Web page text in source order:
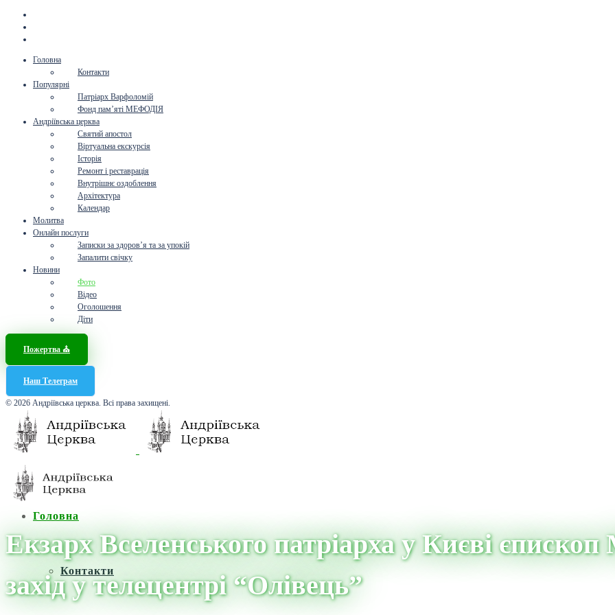
Головна
Контакти
Популярні
Патріарх Варфоломій
Фонд пам’яті МЕФОДІЯ
Андріївська церква
Святий апостол
Віртуальна екскурсія
Історія
Ремонт і реставрація
Внутрішнє оздоблення
Архітектура
Календар
Молитва
Онлайн послуги
Записки за здоров’я та за упокій
Запалити свічку
Новини
Фото
Відео
Оголошення
Діти
Пожертва ⛪️
Наш Телеграм
© 2026 Андріївська церква. Всі права захищені.
Головна
Контакти
Екзарх Вселенського патріарха у Києві єпископ
захід у телецентрі “Олівець”